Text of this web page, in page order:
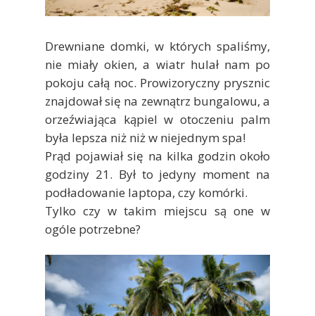
Drewniane domki, w których spaliśmy,
nie miały okien, a wiatr hulał nam po
pokoju całą noc. Prowizoryczny prysznic
znajdował się na zewnątrz bungalowu, a
orzeźwiająca kąpiel w otoczeniu palm
była lepsza niż niż w niejednym spa!
Prąd pojawiał się na kilka godzin około
godziny 21. Był to jedyny moment na
podładowanie laptopa, czy komórki.
Tylko czy w takim miejscu są one w
ogóle potrzebne?